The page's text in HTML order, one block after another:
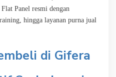
Panel resmi dengan
hingga layanan purna jual
di Gifera